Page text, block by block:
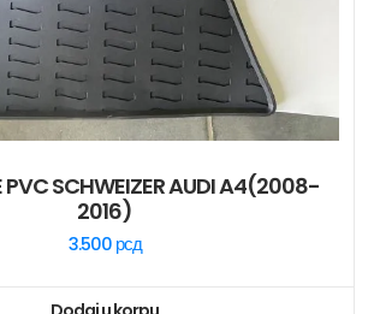
PVC SCHWEIZER AUDI A4(2008-
2016)
3.500 рсд